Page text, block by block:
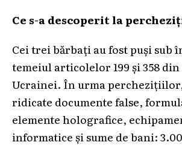
Ce s-a descoperit la
Cei trei bărbați au fost puși sub
temeiul articolelor 199 și 358 din
Ucrainei. În urma
ridicate documente false,
elemente holografice,
informatice și sume de bani: